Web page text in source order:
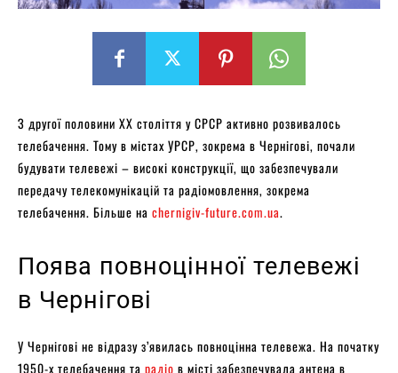
З другої половини XX століття у СРСР активно розвивалось
телебачення. Тому в містах УРСР, зокрема в Чернігові, почали
будувати телевежі – високі конструкції, що забезпечували
передачу телекомунікацій та радіомовлення, зокрема
телебачення. Більше на chernigiv-future.com.ua.
Поява повноцінної телевежі
в Чернігові
У Чернігові не відразу з’явилась повноцінна телевежа. На початку
1950-х телебачення та радіо в місті забезпечувала антена в